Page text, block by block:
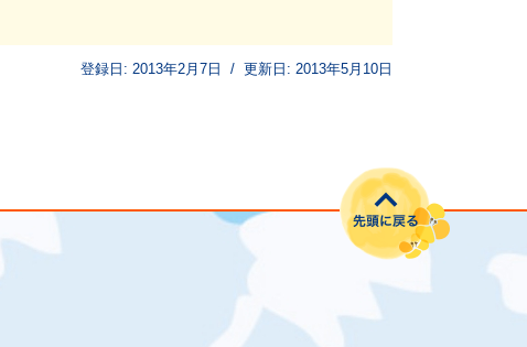
登録日: 2013年2月7日 / 更新日: 2013年5月10日